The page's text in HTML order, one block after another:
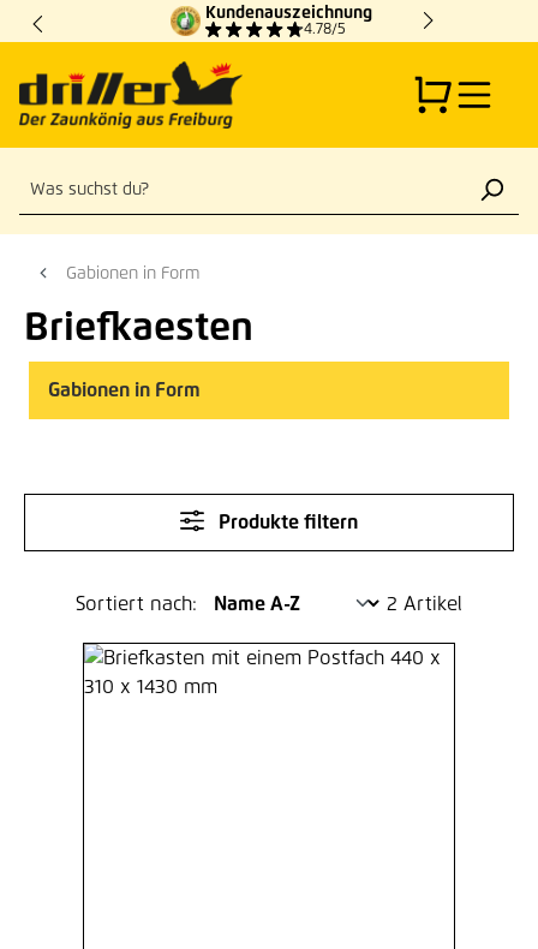
Zum Hauptinhalt springen
Kundenauszeichnung
4.78/5
Gabionen in Form
Briefkaesten
Gabionen in Form
Produkte filtern
Sortiert nach: 2 Artikel